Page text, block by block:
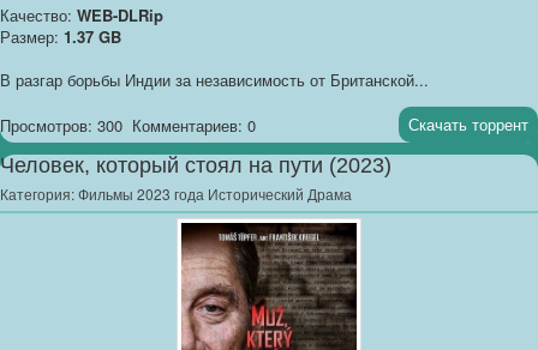
Качество: WEB-DLRip
Размер: 1.37 GB
В разгар борьбы Индии за независимость от Британской...
Просмотров: 300 Комментариев: 0 Скачать торрент
Человек, который стоял на пути (2023)
Категория:Фильмы 2023 года Исторический Драма